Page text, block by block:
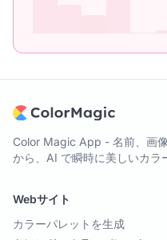
Color Magic App - 名前、画
から、AI で瞬時に美しいカラ
Webサイト
カラーパレットを生成